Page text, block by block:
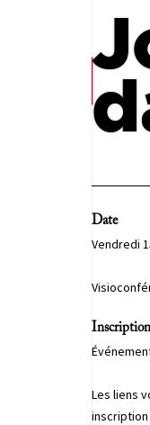
Date
Vendredi
Les liens